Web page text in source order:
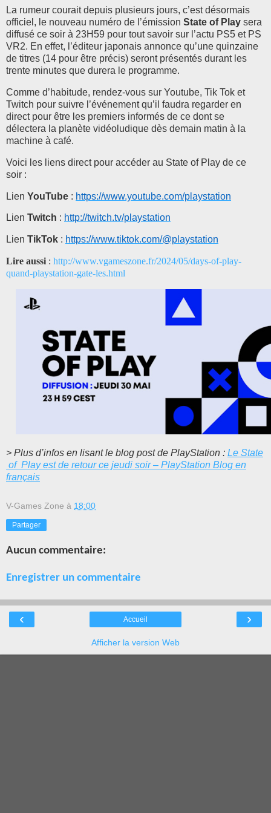
La rumeur courait depuis plusieurs jours, c’est désormais
officiel, le nouveau numéro de l’émission State of Play sera
diffusé ce soir à 23H59 pour tout savoir sur l’actu PS5 et PS
VR2. En effet, l’éditeur japonais annonce qu’une quinzaine
de titres (14 pour être précis) seront présentés durant les
trente minutes que durera le programme.
Comme d’habitude, rendez-vous sur Youtube, Tik Tok et
Twitch pour suivre l’événement qu’il faudra regarder en
direct pour être les premiers informés de ce dont se
délectera la planète vidéoludique dès demain matin à la
machine à café.
Voici les liens direct pour accéder au State of Play de ce
soir :
Lien YouTube : https://www.youtube.com/playstation
Lien Twitch : http://twitch.tv/playstation
Lien TikTok : https://www.tiktok.com/@playstation
Lire aussi : http://www.vgameszone.fr/2024/05/days-of-play-
quand-playstation-gate-les.html
> Plus d’infos en lisant le blog post de PlayStation : Le State
of Play est de retour ce jeudi soir – PlayStation Blog en
français
V-Games Zone à 18:00
Partager
Aucun commentaire:
Enregistrer un commentaire
‹ ›
Accueil
Afficher la version Web